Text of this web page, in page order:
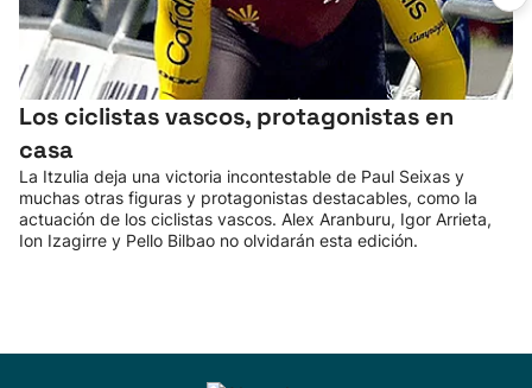
Los ciclistas vascos, protagonistas en
casa
La Itzulia deja una victoria incontestable de Paul Seixas y
muchas otras figuras y protagonistas destacables, como la
actuación de los ciclistas vascos. Alex Aranburu, Igor Arrieta,
Ion Izagirre y Pello Bilbao no olvidarán esta edición.